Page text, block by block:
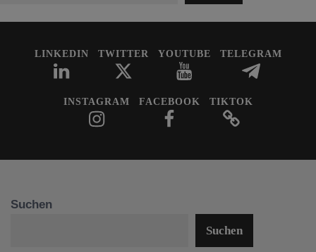
LINKEDIN TWITTER YOUTUBE TELEGRAM
INSTAGRAM FACEBOOK TIKTOK
Suchen
Suchen